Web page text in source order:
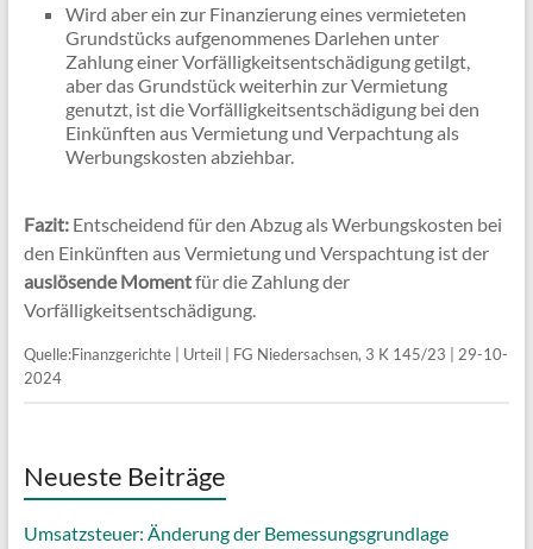
Wird aber ein zur Finanzierung eines vermieteten
Grundstücks aufgenommenes Darlehen unter
Zahlung einer Vorfälligkeitsentschädigung getilgt,
aber das Grundstück weiterhin zur Vermietung
genutzt, ist die Vorfälligkeitsentschädigung bei den
Einkünften aus Vermietung und Verpachtung als
Werbungskosten abziehbar.
Fazit:Entscheidend für den Abzug als Werbungskosten bei
den Einkünften aus Vermietung und Verspachtung ist der
auslösende Momentfür die Zahlung der
Vorfälligkeitsentschädigung.
Quelle:Finanzgerichte | Urteil | FG Niedersachsen, 3 K 145/23 | 29-10-
2024
Neueste Beiträge
Umsatzsteuer: Änderung der Bemessungsgrundlage